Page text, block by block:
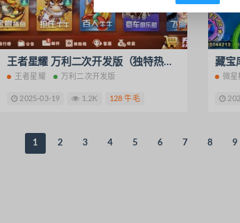
王者星耀 万利二次开发版（独特热更+全民代理）
王者星耀 万利二次开发版
2025-03-19 1.2K 128 牛毛
微星
1 2 3 4 5 6 7 8 9